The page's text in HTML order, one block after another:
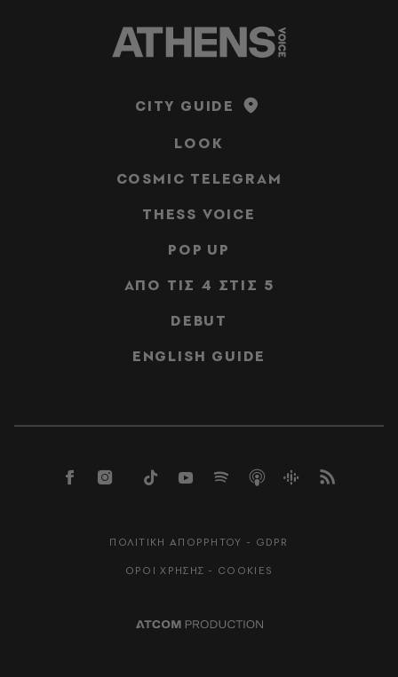
CITY GUIDE
LOOK
COSMIC TELEGRAM
THESS VOICE
POP UP
ΑΠΟ ΤΙΣ 4 ΣΤΙΣ 5
DEBUT
ENGLISH GUIDE
ΠΟΛΙΤΙΚΗ ΑΠΟΡΡΗΤΟΥ - GDPR
ΟΡΟΙ ΧΡΗΣΗΣ - COOKIES